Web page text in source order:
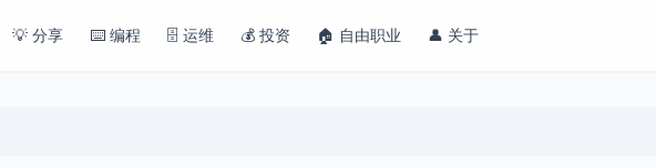
💡 分享 ⌨️ 编程 🗄️ 运维 💰 投资 🏠 自由职业 👤 关于